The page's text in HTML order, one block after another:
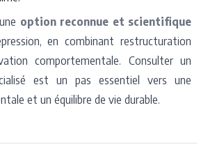
option reconnue et scientifique
en combinant restructuration
comportementale. Consulter un
est un pas essentiel vers une
et un équilibre de vie durable.